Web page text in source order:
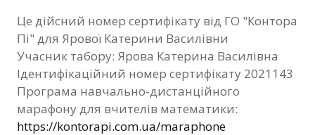
Фотозвіт
Видані сертифікати
Контакти
Це дійсний номер сертифікату від ГО "Контора
Пі" для Ярової Катерини Василівни
Учасник табору: Ярова Катерина Василівна
Ідентифікаційний номер сертифікату 2021143
Програма навчально-дистанційного
марафону для вчителів математики:
https://kontorapi.com.ua/maraphone